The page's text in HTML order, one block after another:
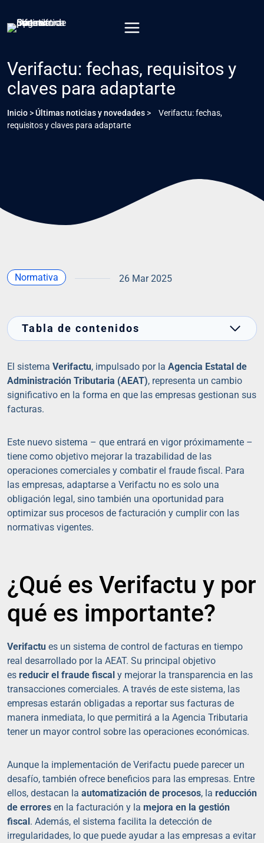
contenido
Verifactu: fechas, requisitos y
claves para adaptarte
Inicio >Últimas noticias y novedades >
Verifactu: fechas,
requisitos y claves para adaptarte
Normativa 26 Mar 2025
Tabla de contenidos
El sistema Verifactu, impulsado por la Agencia Estatal de
Administración Tributaria (AEAT), representa un cambio
significativo en la forma en que las empresas gestionan sus
facturas.
Este nuevo sistema – que entrará en vigor próximamente –
tiene como objetivo mejorar la trazabilidad de las
operaciones comerciales y combatir el fraude fiscal. Para
las empresas, adaptarse a Verifactu no es solo una
obligación legal, sino también una oportunidad para
optimizar sus procesos de facturación y cumplir con las
normativas vigentes.
¿Qué es Verifactu y por
qué es importante?
Verifactu es un sistema de control de facturas en tiempo
real desarrollado por la AEAT. Su principal objetivo
es reducir el fraude fiscal y mejorar la transparencia en las
transacciones comerciales. A través de este sistema, las
empresas estarán obligadas a reportar sus facturas de
manera inmediata, lo que permitirá a la Agencia Tributaria
tener un mayor control sobre las operaciones económicas.
Aunque la implementación de Verifactu puede parecer un
desafío, también ofrece beneficios para las empresas. Entre
ellos, destacan la automatización de procesos, la reducción
de errores en la facturación y la mejora en la gestión
fiscal. Además, el sistema facilita la detección de
irregularidades, lo que puede ayudar a las empresas a evitar